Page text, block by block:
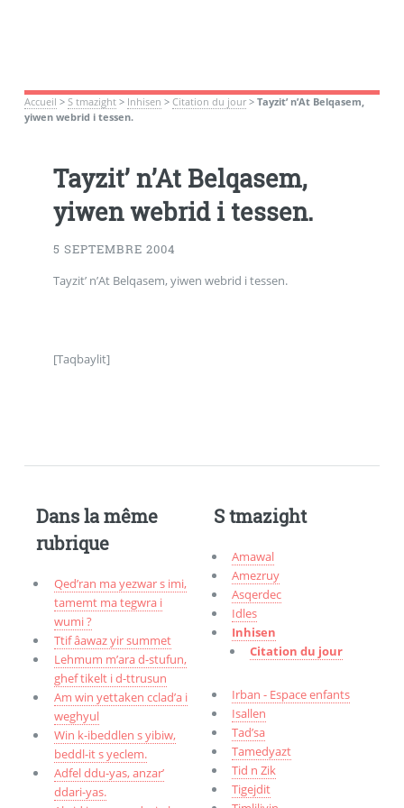
Accueil > S tmazight> Inhisen > Citation du jour> Tayzit’ n’At Belqasem,
yiwen webrid i tessen.
Tayzit’ n’At Belqasem,
yiwen webrid i tessen.
5 SEPTEMBRE 2004
Tayzit’ n’At Belqasem, yiwen webrid i tessen.
[Taqbaylit]
Dans la même
rubrique
Qed’ran ma yezwar s imi,
tamemt ma tegwra i
wumi ?
Ttif âawaz yir summet
Lehmum m’ara d-stufun,
ghef tikelt i d-ttrusun
Am win yettaken cclad’a i
weghyul
Win k-ibeddlen s yibiw,
beddl-it s yeclem.
Adfel ddu-yas, anzar’
ddari-yas.
S tmazight
Amawal
Amezruy
Asqerdec
Idles
Inhisen
Citation du jour
Irban - Espace enfants
Isallen
Tad’sa
Tamedyazt
Tid n Zik
Tigejdit